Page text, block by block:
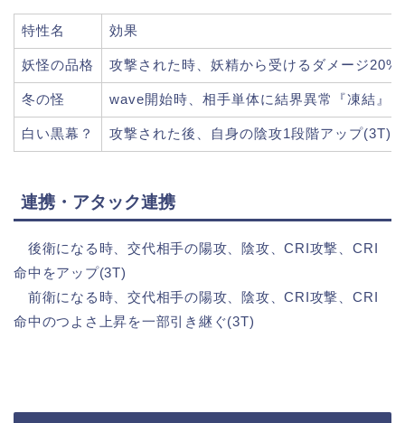
特性名 効果
妖怪の品格 攻撃された時、妖精から受けるダメージ20%
冬の怪 wave開始時、相手単体に結界異常『凍結』
白い黒幕？ 攻撃された後、自身の陰攻1段階アップ(3T)[
連携・アタック連携
後衛になる時、交代相手の陽攻、陰攻、CRI攻撃、CRI
命中をアップ(3T)
前衛になる時、交代相手の陽攻、陰攻、CRI攻撃、CRI
命中のつよさ上昇を一部引き継ぐ(3T)